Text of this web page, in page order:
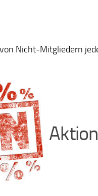
Nicht-Mitgliedern